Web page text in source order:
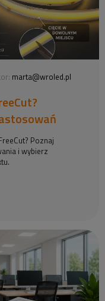
marta@wroled.pl
Poznaj
i wybierz